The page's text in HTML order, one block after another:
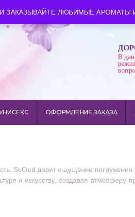
ЗАКАЗЫВАЙТЕ ЛЮБИМЫЕ
Время работы: пн-сб 10:00-21:00
В
ОФОРМЛЕНИЕ ЗАКАЗА
SoOud дарит ощущение погружения
и искусству, создавая атмосферу